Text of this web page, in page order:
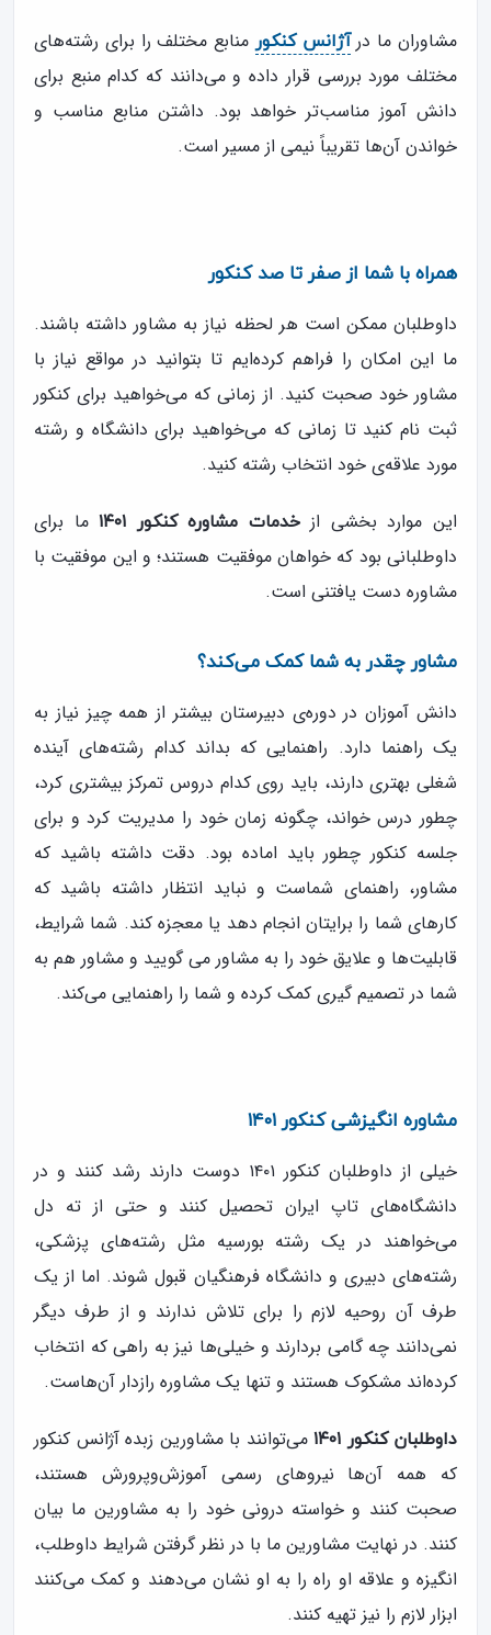
مشاوران ما درآژانس کنکورمنابع مختلف را برای رشته‌های
مختلف مورد بررسی قرار داده‌ و می‌دانند که کدام منبع برای
دانش آموز مناسب‌تر خواهد بود. داشتن منابع مناسب و
خواندن آن‌ها تقریباً نیمی از مسیر است.
همراه با شما از صفر تا صد کنکور
داوطلبان ممکن است هر لحظه نیاز به مشاور داشته باشند.
ما این امکان را فراهم کرده‌ایم تا بتوانید در مواقع نیاز با
مشاور خود صحبت کنید. از زمانی که می‌خواهید برای کنکور
ثبت نام کنید تا زمانی که می‌خواهید برای دانشگاه و رشته
مورد علاقه‌ی خود انتخاب رشته کنید.
این موارد بخشی ازخدمات مشاوره کنکور ۱۴۰۱
ما برای
داوطلبانی بود که خواهان موفقیت هستند؛ و این موفقیت با
مشاوره دست یافتنی است.
مشاور چقدر به شما کمک می‌کند؟
دانش آموزان در دوره‌ی دبیرستان بیشتر از همه چیز نیاز به
یک راهنما دارد. راهنمایی که بداند کدام رشته‌های آینده
شغلی بهتری دارند، باید روی کدام دروس تمرکز بیشتری کرد،
چطور درس خواند، چگونه زمان خود را مدیریت کرد و برای
جلسه کنکور چطور باید اماده بود. دقت داشته باشید که
مشاور، راهنمای شماست و نباید انتظار داشته باشید که
کارهای شما را برایتان انجام دهد یا معجزه کند. شما شرایط،
قابلیت‌ها و علایق خود را به مشاور می گویید و مشاور هم به
شما در تصمیم گیری کمک کرده و شما را راهنمایی می‌کند.
مشاوره انگیزشی کنکور ۱۴۰۱
خیلی از داوطلبان کنکور ۱۴۰۱ دوست دارند رشد کنند و در
دانشگاه‌های تاپ ایران تحصیل کنند و حتی از ته دل
می‌خواهند در یک رشته بورسیه مثل رشته‌های پزشکی،
رشته‌های دبیری و دانشگاه فرهنگیان قبول شوند. اما از یک
طرف آن روحیه لازم را برای تلاش ندارند و از طرف دیگر
نمی‌دانند چه گامی بردارند و خیلی‌ها نیز به راهی که انتخاب
کرده‌اند مشکوک هستند و تنها یک مشاوره رازدار آن‌هاست.
داوطلبان کنکور ۱۴۰۱
می‌توانند با مشاورین زبده آژانس کنکور
که همه آن‌ها نیروهای رسمی آموزش‌و‌پرورش هستند،
صحبت کنند و خواسته درونی خود را به مشاورین ما بیان
کنند. در نهایت مشاورین ما با در نظر گرفتن شرایط داوطلب،
انگیزه و علاقه او راه را به او نشان می‌دهند و کمک می‌کنند
ابزار لازم را نیز تهیه کنند.